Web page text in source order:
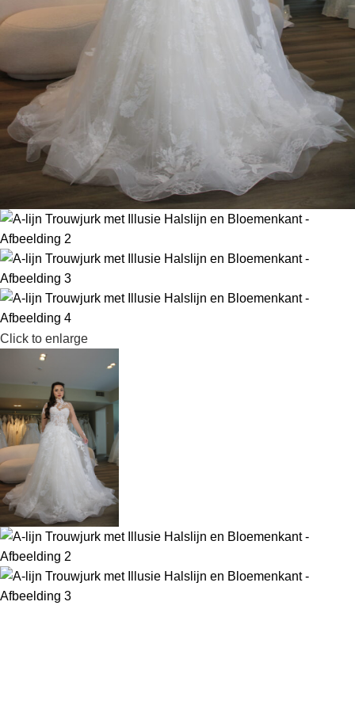
Click to enlarge